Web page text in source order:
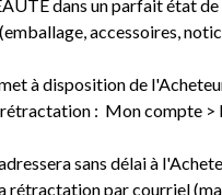
dans un parfait état de
accessoires,
à disposition de
: Mon compte >
sans délai à
rétractation par courriel